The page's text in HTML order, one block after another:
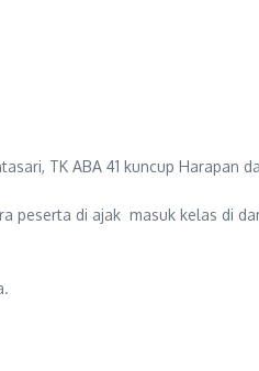
TK ABA 41 kuncup Harapan
peserta di ajak masuk kelas di